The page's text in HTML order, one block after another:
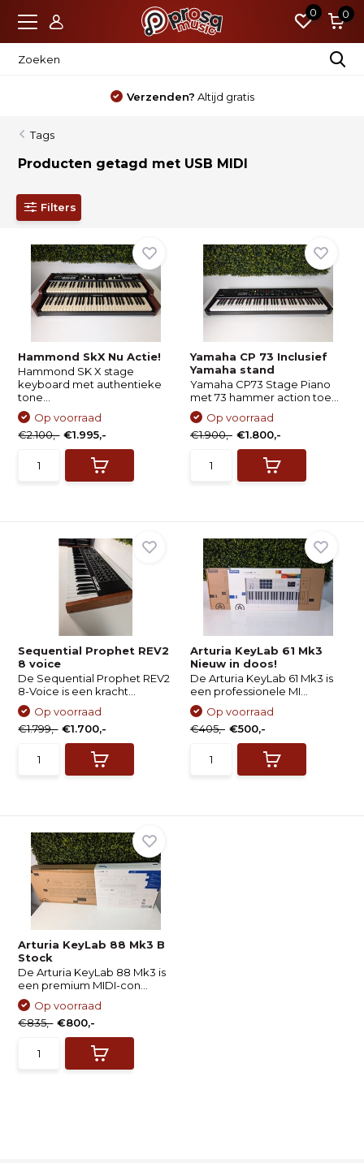
0 0
Verzenden? Altijd gratis
Tags
Producten getagd met USB MIDI
Filters
Hammond SkX Nu Actie!
Hammond SK X stage
keyboard met authentieke
tone...
Op voorraad
€2.100,- €1.995,-
Yamaha CP 73 Inclusief
Yamaha stand
Yamaha CP73 Stage Piano
met 73 hammer action toe...
Op voorraad
€1.900,- €1.800,-
Sequential Prophet REV2
8 voice
De Sequential Prophet REV2
8-Voice is een kracht...
Op voorraad
€1.799,- €1.700,-
Arturia KeyLab 61 Mk3
Nieuw in doos!
De Arturia KeyLab 61 Mk3 is
een professionele MI...
Op voorraad
€405,- €500,-
Arturia KeyLab 88 Mk3 B
Stock
De Arturia KeyLab 88 Mk3 is
een premium MIDI-con...
Op voorraad
€835,- €800,-